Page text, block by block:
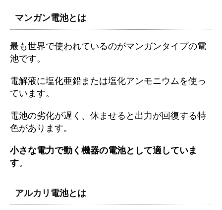
マンガン電池とは
最も世界で使われているのがマンガンタイプの電
池です。
電解液に塩化亜鉛または塩化アンモニウムを使っ
ています。
電池の劣化が遅く、休ませると出力が回復する特
色があります。
小さな電力で動く機器の電池として適していま
す。
アルカリ電池とは